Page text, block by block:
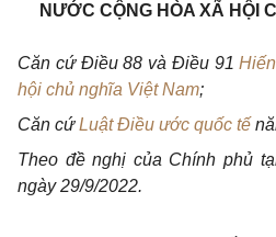
NƯỚC CỘNG HÒA XÃ HỘI
Căn cứ Điều 88 và Điều 91
hội chủ nghĩa Việt Nam;
Căn cứLuật Điều ước quốc tế
Theo đề nghị của Chính phủ
ngày 29/9/2022.